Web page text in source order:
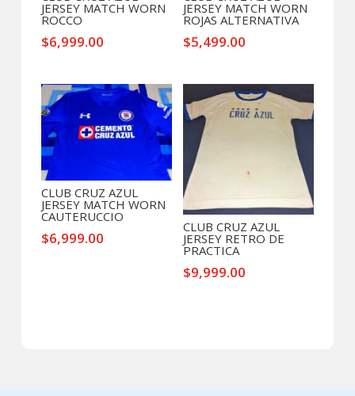
JERSEY MATCH WORN
ROCCO
$6,999.00
JERSEY MATCH WORN
ROJAS ALTERNATIVA
$5,499.00
CLUB CRUZ AZUL
JERSEY MATCH WORN
CAUTERUCCIO
$6,999.00
CLUB CRUZ AZUL
JERSEY RETRO DE
PRACTICA
$9,999.00